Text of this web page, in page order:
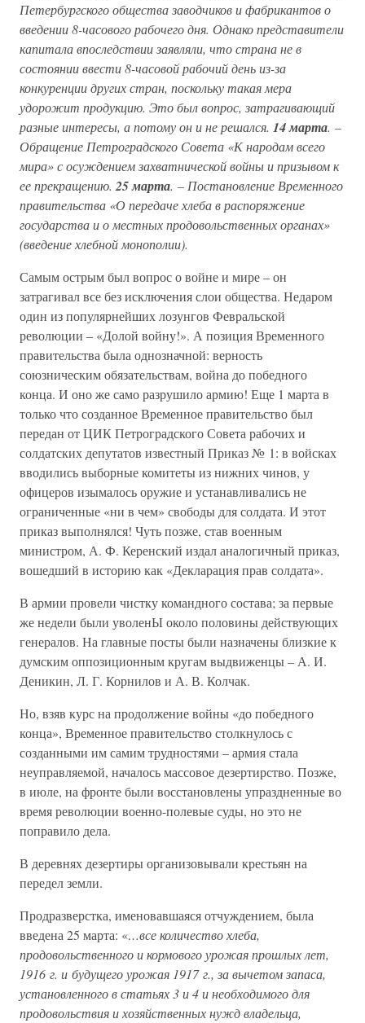
Петербургского общества заводчиков и фабрикантов о
введении 8-часового рабочего дня. Однако представители
капитала впоследствии заявляли, что страна не в
состоянии ввести 8-часовой рабочий день из-за
конкуренции других стран, поскольку такая мера
удорожит продукцию. Это был вопрос, затрагивающий
разные интересы, а потому он и не решался. 14 марта. –
Обращение Петроградского Совета «К народам всего
мира» с осуждением захватнической войны и призывом к
ее прекращению. 25 марта. – Постановление Временного
правительства «О передаче хлеба в распоряжение
государства и о местных продовольственных органах»
(введение хлебной монополии).
Самым острым был вопрос о войне и мире – он
затрагивал все без исключения слои общества. Недаром
один из популярнейших лозунгов Февральской
революции – «Долой войну!». А позиция Временного
правительства была однозначной: верность
союзническим обязательствам, война до победного
конца. И оно же само разрушило армию! Еще 1 марта в
только что созданное Временное правительство был
передан от ЦИК Петроградского Совета рабочих и
солдатских депутатов известный Приказ № 1: в войсках
вводились выборные комитеты из нижних чинов, у
офицеров изымалось оружие и устанавливались не
ограниченные «ни в чем» свободы для солдата. И этот
приказ выполнялся! Чуть позже, став военным
министром, А. Ф. Керенский издал аналогичный приказ,
вошедший в историю как «Декларация прав солдата».
В армии провели чистку командного состава; за первые
же недели были уволенЫ около половины действующих
генералов. На главные посты были назначены близкие к
думским оппозиционным кругам выдвиженцы – А. И.
Деникин, Л. Г. Корнилов и А. В. Колчак.
Но, взяв курс на продолжение войны «до победного
конца», Временное правительство столкнулось с
созданными им самим трудностями – армия стала
неуправляемой, началось массовое дезертирство. Позже,
в июле, на фронте были восстановлены упраздненные во
время революции военно-полевые суды, но это не
поправило дела.
В деревнях дезертиры организовывали крестьян на
передел земли.
Продразверстка, именовавшаяся отчуждением, была
введена 25 марта: «…все количество хлеба,
продовольственного и кормового урожая прошлых лет,
1916 г. и будущего урожая 1917 г., за вычетом запаса,
установленного в статьях 3 и 4 и необходимого для
продовольствия и хозяйственных нужд владельца,